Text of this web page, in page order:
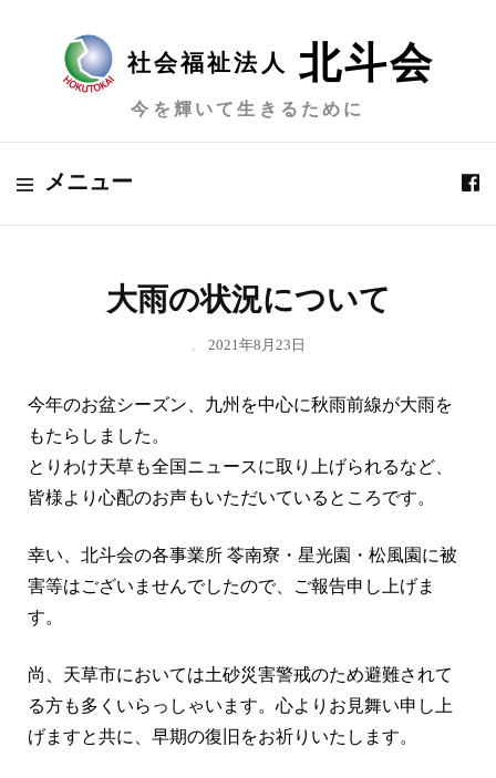
社会福祉法人 北斗会
今を輝いて生きるために
メニュー
大雨の状況について
2021年8月23日
今年のお盆シーズン、九州を中心に秋雨前線が大雨を
もたらしました。
とりわけ天草も全国ニュースに取り上げられるなど、
皆様より心配のお声もいただいているところです。
幸い、北斗会の各事業所 苓南寮・星光園・松風園に被
害等はございませんでしたので、ご報告申し上げま
す。
尚、天草市においては土砂災害警戒のため避難されて
る方も多くいらっしゃいます。心よりお見舞い申し上
げますと共に、早期の復旧をお祈りいたします。